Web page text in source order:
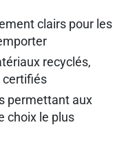
clairs pour les
recyclés,
certifiés
permettant aux
choix le plus